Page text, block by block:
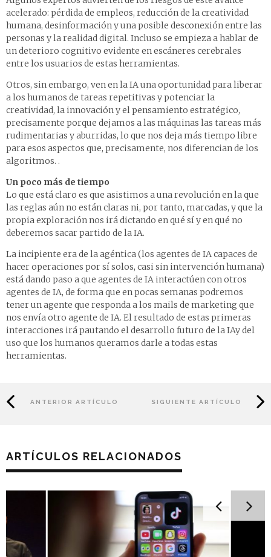
acelerado: pérdida de empleos, reducción de la creatividad
humana, desinformación y una posible desconexión entre las
personas y la realidad digital. Incluso se empieza a hablar de
un deterioro cognitivo evidente en escáneres cerebrales
entre los usuarios de estas herramientas.
Otros, sin embargo, ven en la IA una oportunidad para liberar
a los humanos de tareas repetitivas y potenciar la
creatividad, la innovación y el pensamiento estratégico,
precisamente porque dejamos a las máquinas las tareas más
rudimentarias y aburridas, lo que nos deja más tiempo libre
para esos aspectos que, precisamente, nos diferencian de los
algoritmos. .
Un poco más de tiempo
Lo que está claro es que asistimos a una revolución en la que
las reglas aún no están claras ni, por tanto, marcadas, y que la
propia exploración nos irá dictando en qué sí y en qué no
deberemos sacar partido de la IA.
La incipiente era de la agéntica (los agentes de IA capaces de
hacer operaciones por sí solos, casi sin intervención humana)
está dando paso a que agentes de IA interactúen con otros
agentes de IA, de forma que en pocas semanas podremos
tener un agente que responda a los mails de marketing que
nos envía otro agente de IA. El resultado de estas primeras
interacciones irá pautando el desarrollo futuro de la IAy del
uso que los humanos queramos darle a todas estas
herramientas.
ANTERIOR ARTÍCULO SIGUIENTE ARTÍCULO
ARTÍCULOS RELACIONADOS